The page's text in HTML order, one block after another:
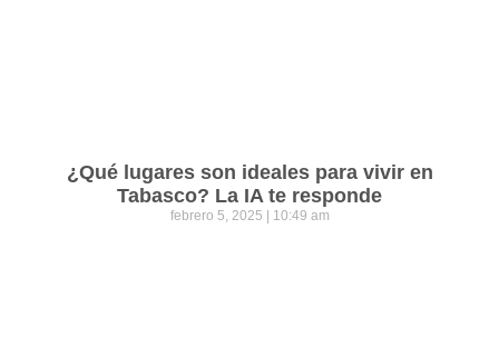
¿Qué lugares son ideales para vivir en
Tabasco? La IA te responde
febrero 5, 2025 10:49 am